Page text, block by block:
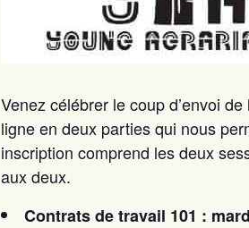
Venez célébrer le coup d’envoi
ligne en deux parties qui nous
inscription comprend les deux
aux deux.
Contrats de travail 101 :